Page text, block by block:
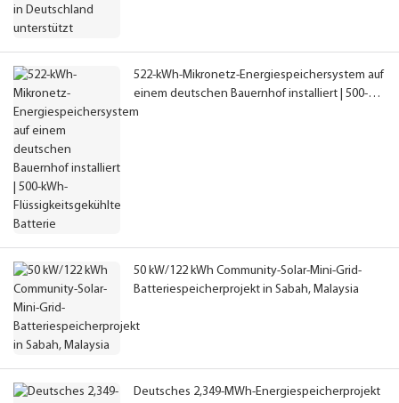
522-kWh-Mikronetz-Energiespeichersystem auf
einem deutschen Bauernhof installiert | 500-
kWh-Flüssigkeitsgekühlte Batterie
50 kW/122 kWh Community-Solar-Mini-Grid-
Batteriespeicherprojekt in Sabah, Malaysia
Deutsches 2,349-MWh-Energiespeicherprojekt